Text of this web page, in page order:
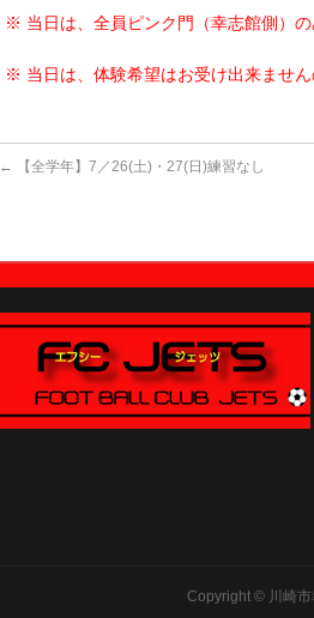
※ 当日は、全員ピンク門（幸志館側）の
※ 当日は、体験希望はお受け出来ません
← 【全学年】7／26(土)・27(日)練習なし
Copyright © 川崎